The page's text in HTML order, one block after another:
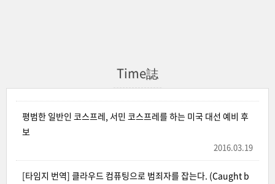
Time誌
평범한 일반인 코스프레, 서민 코스프레를 하는 미국 대선 예비 후
보
2016.03.19
[타임지 번역] 클라우드 컴퓨팅으로 범죄자를 잡는다. (Caught b